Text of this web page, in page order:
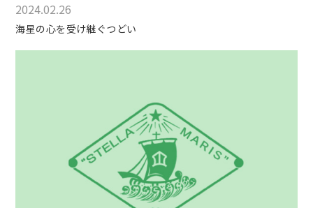
2024.02.26
海星の心を受け継ぐつどい